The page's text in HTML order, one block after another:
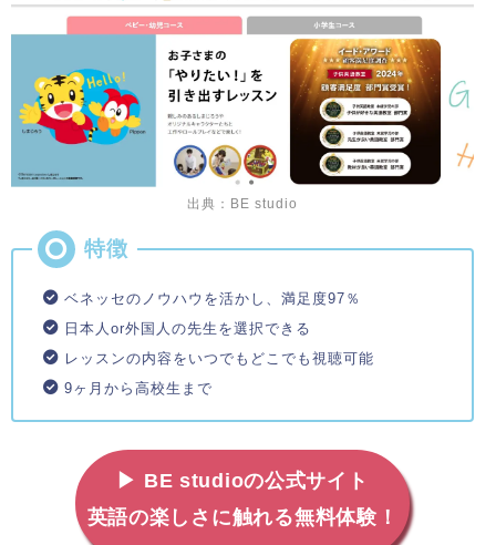
出典：BE studio
ベネッセのノウハウを活かし、満足度97％
日本人or外国人の先生を選択できる
レッスンの内容をいつでもどこでも視聴可能
9ヶ月から高校生まで
▶ BE studioの公式サイト
英語の楽しさに触れる無料体験！